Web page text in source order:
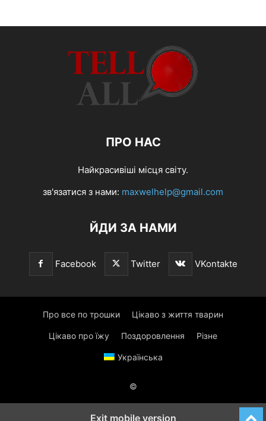
ПРО НАС
Найкрасивіші місця світу.
зв'язатися з нами: maxwelhelp@gmail.com
ЙДИ ЗА НАМИ
Facebook Twitter VKontakte
Про все по трошки Цікаво з життя тварин
Цікаво про їжу Поздоровлення Різне
Українська
©
Exit mobile version